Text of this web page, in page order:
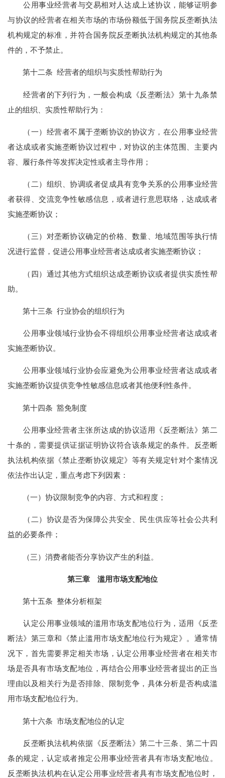
公用事业经营者与交易相对人达成上述协议，能够证明参
与协议的经营者在相关市场的市场份额低于国务院反垄断执法
机构规定的标准，并符合国务院反垄断执法机构规定的其他条
件的，不予禁止。
第十二条 经营者的组织与实质性帮助行为
经营者的下列行为，一般会构成《反垄断法》第十九条禁
止的组织、实质性帮助行为：
（一）经营者不属于垄断协议的协议方，在公用事业经营
者达成或者实施垄断协议过程中，对协议的主体范围、主要内
容、履行条件等发挥决定性或者主导作用；
（二）组织、协调或者促成具有竞争关系的公用事业经营
者获得、交流竞争性敏感信息，或者进行意思联络，达成或者
实施垄断协议；
（三）对垄断协议确定的价格、数量、地域范围等执行情
况进行监督，促进公用事业经营者达成或者实施垄断协议；
（四）通过其他方式组织达成垄断协议或者提供实质性帮
助。
第十三条 行业协会的组织行为
公用事业领域行业协会不得组织公用事业经营者达成或者
实施垄断协议。
公用事业领域行业协会应避免为公用事业经营者达成或者
实施垄断协议提供竞争性敏感信息或者其他便利性条件。
第十四条 豁免制度
公用事业经营者主张所达成的协议适用《反垄断法》第二
十条的，需要提供证据证明协议符合该条规定的条件。反垄断
执法机构依据《禁止垄断协议规定》等有关规定针对个案情况
依法作出认定，重点考虑下列因素：
（一）协议限制竞争的内容、方式和程度；
（二）协议是否为保障公共安全、民生供应等社会公共利
益的必要条件；
（三）消费者能否分享协议产生的利益。
第三章 滥用市场支配地位
第十五条 整体分析框架
认定公用事业领域的滥用市场支配地位行为，适用《反垄
断法》第三章和《禁止滥用市场支配地位行为规定》。通常情
况下，首先需要界定相关市场，认定公用事业经营者在相关市
场是否具有市场支配地位，再结合公用事业经营者提出的正当
理由以及相关行为是否排除、限制竞争，具体分析是否构成滥
用市场支配地位行为。
第十六条 市场支配地位的认定
反垄断执法机构依据《反垄断法》第二十三条、第二十四
条的规定，认定或者推定公用事业经营者具有市场支配地位。
反垄断执法机构在认定公用事业经营者具有市场支配地位时，